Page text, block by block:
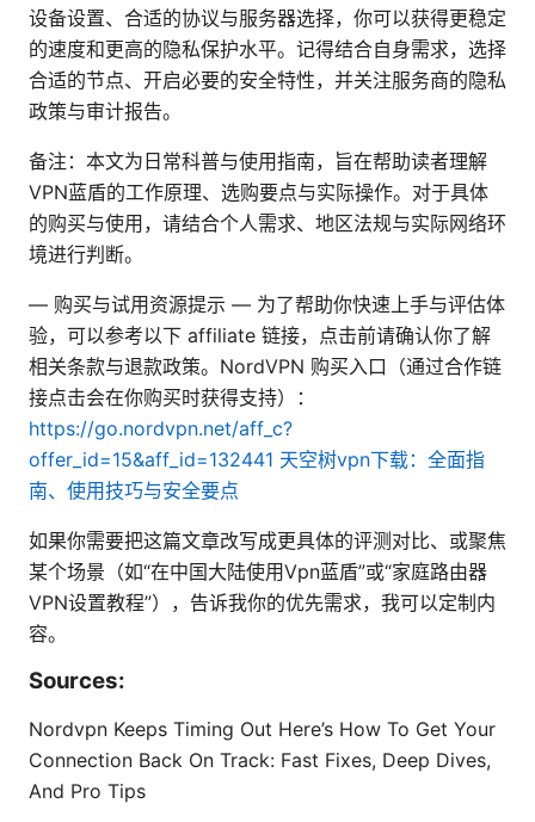
设备设置、合适的协议与服务器选择，你可以获得更稳定
的速度和更高的隐私保护水平。记得结合自身需求，选择
合适的节点、开启必要的安全特性，并关注服务商的隐私
政策与审计报告。
备注：本文为日常科普与使用指南，旨在帮助读者理解
VPN蓝盾的工作原理、选购要点与实际操作。对于具体
的购买与使用，请结合个人需求、地区法规与实际网络环
境进行判断。
— 购买与试用资源提示 — 为了帮助你快速上手与评估体
验，可以参考以下 affiliate 链接，点击前请确认你了解
相关条款与退款政策。NordVPN 购买入口（通过合作链
接点击会在你购买时获得支持）：
https://go.nordvpn.net/aff_c?
offer_id=15&aff_id=132441 天空树vpn下载：全面指
南、使用技巧与安全要点
如果你需要把这篇文章改写成更具体的评测对比、或聚焦
某个场景（如“在中国大陆使用Vpn蓝盾”或“家庭路由器
VPN设置教程”），告诉我你的优先需求，我可以定制内
容。
Sources:
Nordvpn Keeps Timing Out Here’s How To Get Your
Connection Back On Track: Fast Fixes, Deep Dives,
And Pro Tips